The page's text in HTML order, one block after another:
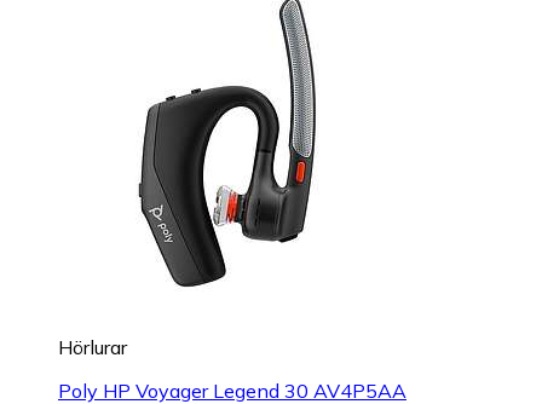
Hörlurar
Poly HP Voyager Legend 30 AV4P5AA